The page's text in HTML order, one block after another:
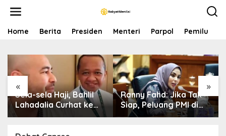
Home Berita Presiden Menteri Parpol Pemilu
« »
Sela-sela Haji, Bahlil
Lahadalia Curhat ke
Raffi Ahmad: Saya
Ranny Fahd: Jika Tak
Siap, Peluang PMI di
Jepang Bisa Jadi